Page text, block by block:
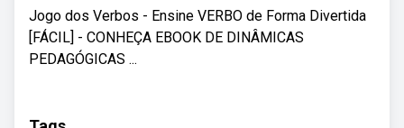
Jogo dos Verbos - Ensine VERBO de Forma Divertida
[FÁCIL] - CONHEÇA EBOOK DE DINÂMICAS
PEDAGÓGICAS ...